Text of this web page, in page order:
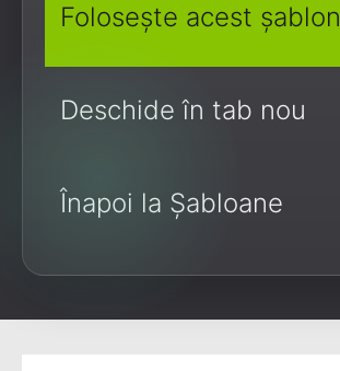
Folosește acest șablon
Deschide în tab nou
Înapoi la Șabloane